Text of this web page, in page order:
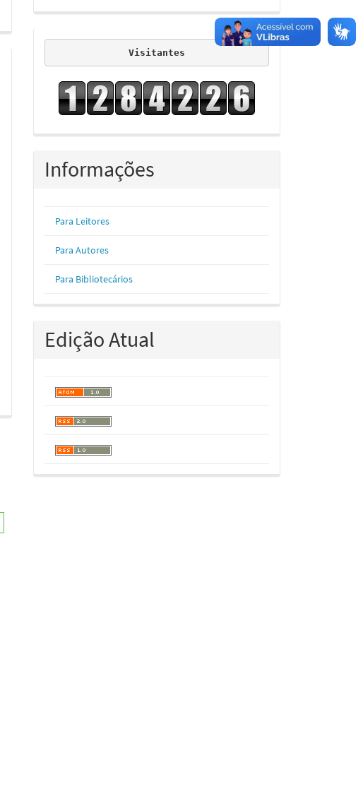
visitors Visitantes
Informações
Para Leitores
Para Autores
Para Bibliotecários
Edição Atual